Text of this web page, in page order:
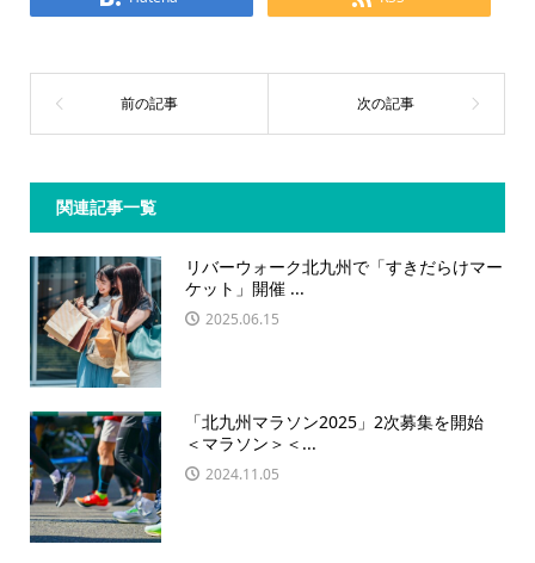
関連記事一覧
リバーウォーク北九州で「すきだらけマー
ケット」開催 ...
2025.06.15
「北九州マラソン2025」2次募集を開始
＜マラソン＞＜...
2024.11.05